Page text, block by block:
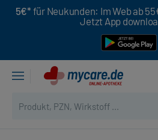
5€* für Neukunden: Im Web ab
Jetzt App